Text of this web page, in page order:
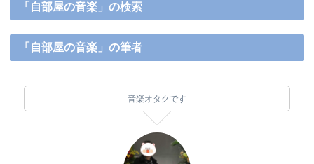
「自部屋の音楽」の検索
「自部屋の音楽」の筆者
音楽オタクです